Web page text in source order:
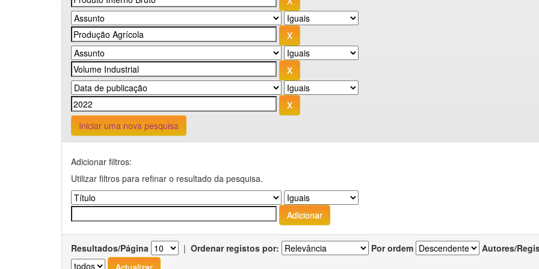
Iniciar uma nova pesquisa
Adicionar filtros:
Utilizar filtros para refinar o resultado da pesquisa.
Resultados/Página | Ordenar registos por: Por ordem Autores/